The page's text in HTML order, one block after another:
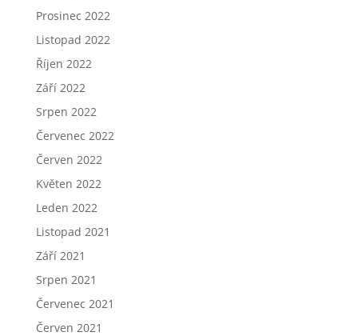
Prosinec 2022
Listopad 2022
Říjen 2022
Září 2022
Srpen 2022
Červenec 2022
Červen 2022
Květen 2022
Leden 2022
Listopad 2021
Září 2021
Srpen 2021
Červenec 2021
Červen 2021